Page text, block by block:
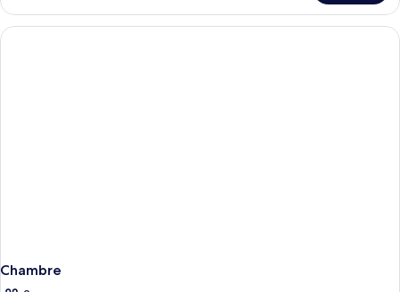
le
type
de
Chambre